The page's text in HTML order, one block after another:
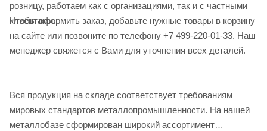
розницу, работаем как с организациями, так и с частными
клиентами.
Чтобы оформить заказ, добавьте нужные товары в корзину
на сайте или позвоните по телефону +7 499-220-01-33. Наш
менеджер свяжется с Вами для уточнения всех деталей.
Вся продукция на складе соответствует требованиям
мировых стандартов металлопромышленности. На нашей
металлобазе сформирован широкий ассортимент